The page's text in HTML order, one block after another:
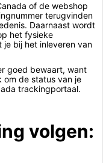
of de webshop
terugvinden
Daarnaast wordt
het fysieke
bij het inleveren van
goed bewaart, want
om de status van je
trackingportaal.
volgen: